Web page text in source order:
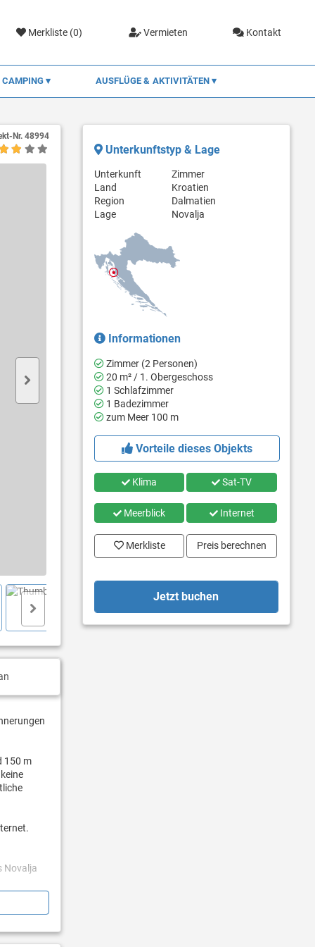
Merkliste (0) Vermieten Kontakt
CAMPING AUSFLÜGE & AKTIVITÄTEN
Nr. 48994
150 m
Novalja
Unterkunftstyp & Lage
Unterkunft
Zimmer
Land
Kroatien
Region
Dalmatien
Lage
Novalja
Informationen
Zimmer (2 Personen)
20 m² / 1. Obergeschoss
1 Schlafzimmer
1 Badezimmer
zum Meer 100 m
Vorteile dieses Objekts
Klima Sat-TV
Meerblick Internet
Merkliste Preis berechnen
Jetzt buchen